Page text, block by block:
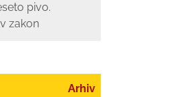
pivo.
zakon
Arhiv